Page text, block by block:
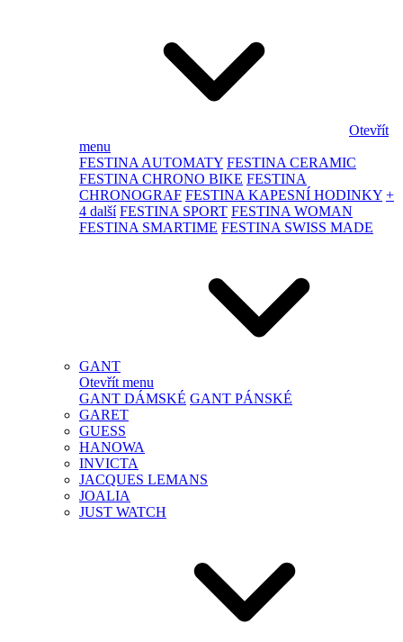
Otevřít
menu
FESTINA AUTOMATY FESTINA CERAMIC
FESTINA CHRONO BIKE FESTINA
CHRONOGRAF FESTINA KAPESNÍ HODINKY +
4 další FESTINA SPORT FESTINA WOMAN
FESTINA SMARTIME FESTINA SWISS MADE
GANT
Otevřít menu
GANT DÁMSKÉ GANT PÁNSKÉ
GARET
GUESS
HANOWA
INVICTA
JACQUES LEMANS
JOALIA
JUST WATCH